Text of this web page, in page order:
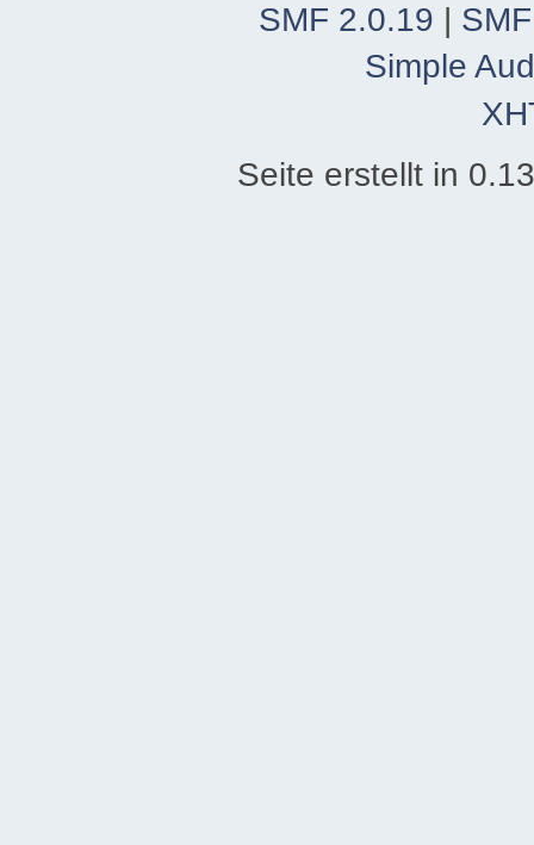
SMF 2.0.19 |
Simple
Seite erstellt in